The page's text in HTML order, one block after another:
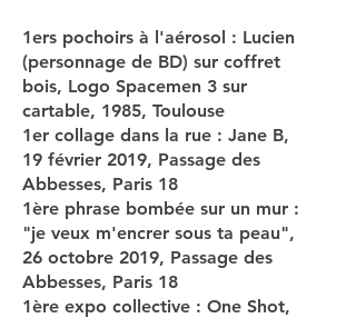
1ers pochoirs à l'aérosol : Lucien
(personnage de BD) sur coffret
bois, Logo Spacemen 3 sur
cartable, 1985, Toulouse
1er collage dans la rue : Jane B,
19 février 2019, Passage des
Abbesses, Paris 18
1ère phrase bombée sur un mur :
"je veux m'encrer sous ta peau",
26 octobre 2019, Passage des
Abbesses, Paris 18
1ère expo collective : One Shot,